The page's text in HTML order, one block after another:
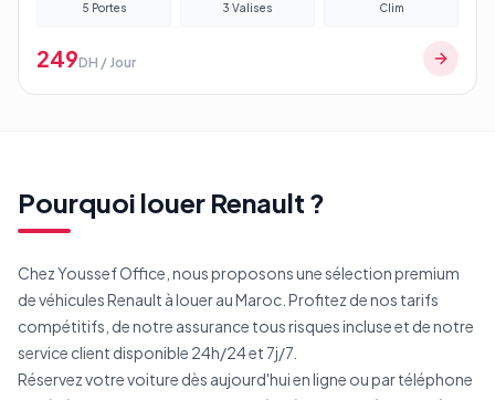
5 Portes 3 Valises Clim
249DH / Jour
Pourquoi louer Renault ?
Chez Youssef Office, nous proposons une sélection premium
de véhiculesRenault à louer au Maroc. Profitez de nos tarifs
compétitifs, de notre assurance tous risques incluse et de notre
service client disponible 24h/24 et 7j/7.
Réservez votre voiture dès aujourd'hui en ligne ou par téléphone